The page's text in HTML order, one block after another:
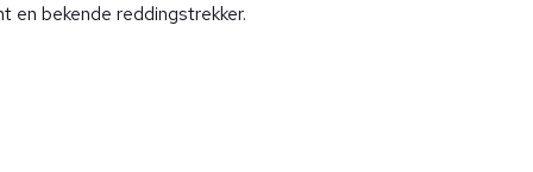
en bekende reddingstrekker.